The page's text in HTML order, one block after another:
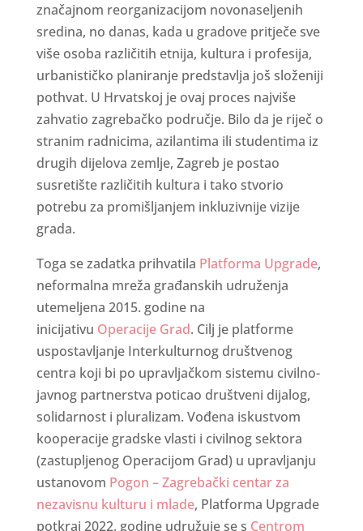
značajnom reorganizacijom novonaseljenih
sredina, no danas, kada u gradove pritječe sve
više osoba različitih etnija, kultura i profesija,
urbanističko planiranje predstavlja još složeniji
pothvat. U Hrvatskoj je ovaj proces najviše
zahvatio zagrebačko područje. Bilo da je riječ o
stranim radnicima, azilantima ili studentima iz
drugih dijelova zemlje, Zagreb je postao
susretište različitih kultura i tako stvorio
potrebu za promišljanjem inkluzivnije vizije
grada.
Toga se zadatka prihvatila Platforma Upgrade,
neformalna mreža građanskih udruženja
utemeljena 2015. godine na
inicijativu Operacije Grad. Cilj je platforme
uspostavljanje Interkulturnog društvenog
centra koji bi po upravljačkom sistemu civilno-
javnog partnerstva poticao društveni dijalog,
solidarnost i pluralizam. Vođena iskustvom
kooperacije gradske vlasti i civilnog sektora
(zastupljenog Operacijom Grad) u upravljanju
ustanovom Pogon – Zagrebački centar za
nezavisnu kulturu i mlade, Platforma Upgrade
potkraj 2022. godine udružuje se s Centrom